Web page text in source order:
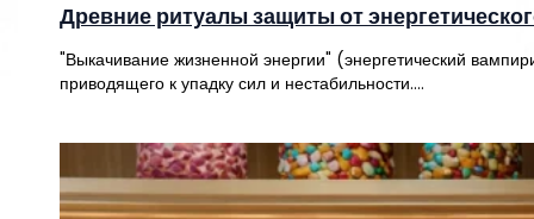
Древние ритуалы защиты от
"Выкачивание жизненной энергии" (энергетический
приводящего к упадку сил и нестабильности.…